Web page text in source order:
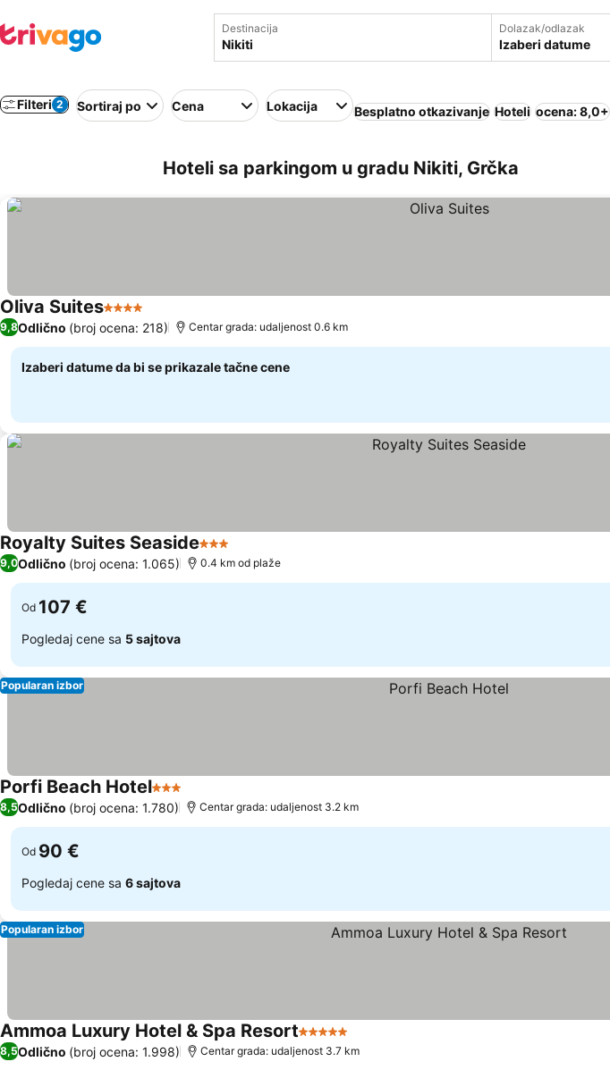
Destinacija Dolazak/odlazak
Izaberi datume
Filteri 2 Sortiraj po Cena Lokacija Besplatno otkazivanje Hoteli ocena: 8,0+
Hoteli sa parkingom u gradu Nikiti, Grčka
Oliva Suites4 Zvezdice
9,8Odlično (broj ocena: 218) Centar grada: udaljenost 0.6 km
Izaberi datume da bi se prikazale tačne cene
Royalty Suites Seaside3 Zvezdice
9,0Odlično (broj ocena: 1.065) 0.4 km od plaže
Od 107 €
Pogledaj cene sa 5 sajtova
Popularan izbor
Porfi Beach Hotel3 Zvezdice
8,5Odlično (broj ocena: 1.780) Centar grada: udaljenost 3.2 km
Od 90 €
Pogledaj cene sa 6 sajtova
Popularan izbor
Ammoa Luxury Hotel & Spa Resort5 Zvezdice
8,5Odlično (broj ocena: 1.998) Centar grada: udaljenost 3.7 km